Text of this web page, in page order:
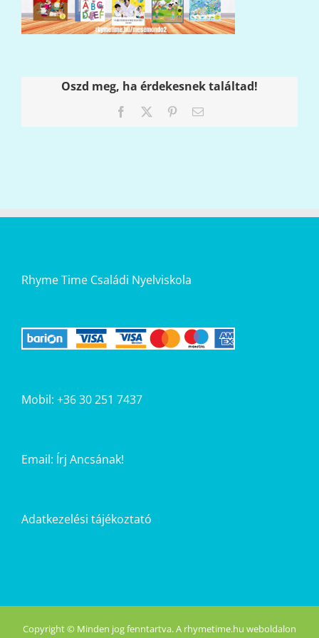
Oszd meg, ha érdekesnek találtad!
Facebook PinterestEmail:
Rhyme Time Családi Nyelviskola
Mobil: +36 30 251 7437
Email: Írj Ancsának!
Adatkezelési tájékoztató
Copyright © Minden jog fenntartva. A rhymetime.hu weboldalon